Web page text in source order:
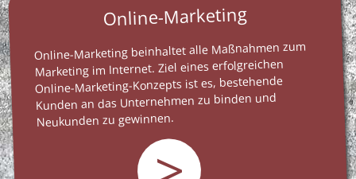
Online-Marketing
Online-Marketing beinhaltet alle Maßnahmen zum
Marketing im Internet. Ziel eines erfolgreichen
Online-Marketing-Konzepts ist es, bestehende
Kunden an das Unternehmen zu binden und
Neukunden zu gewinnen.